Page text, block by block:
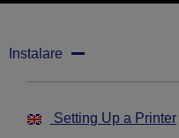
Instalare
Setting Up a Printer